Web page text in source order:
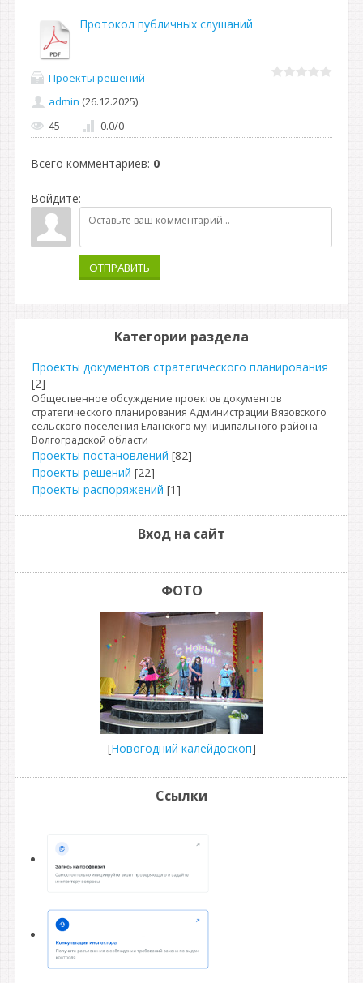
Протокол публичных слушаний
Проекты решений
admin (26.12.2025)
45
0.0/0
Всего комментариев: 0
Войдите:
ОТПРАВИТЬ
Категории раздела
Проекты документов стратегического планирования
[2]
Общественное обсуждение проектов документов
стратегического планирования Администрации Вязовского
сельского поселения Еланского муниципального района
Волгоградской области
Проекты постановлений [82]
Проекты решений [22]
Проекты распоряжений [1]
Вход на сайт
ФОТО
[Новогодний калейдоскоп]
Ссылки